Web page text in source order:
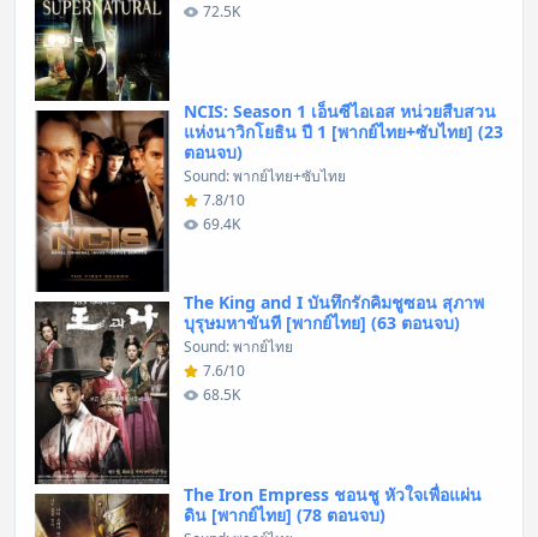
72.5K
NCIS: Season 1 เอ็นซีไอเอส หน่วยสืบสวน
แห่งนาวิกโยธิน ปี 1 [พากย์ไทย+ซับไทย] (23
ตอนจบ)
Sound: พากย์ไทย+ซับไทย
7.8/10
69.4K
The King and I บันทึกรักคิมชูซอน สุภาพ
บุรุษมหาขันที [พากย์ไทย] (63 ตอนจบ)
Sound: พากย์ไทย
7.6/10
68.5K
The Iron Empress ชอนชู หัวใจเพื่อแผ่น
ดิน [พากย์ไทย] (78 ตอนจบ)